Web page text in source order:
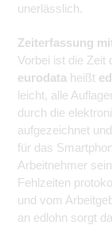
unerlässlich.
Zeiterfassung
Vorbei ist die Zeit
eurodata heißt
leicht, alle
durch die
aufgezeichnet
für das
Arbeitnehmer
Fehlzeiten
und vom
an edlohn sorgt